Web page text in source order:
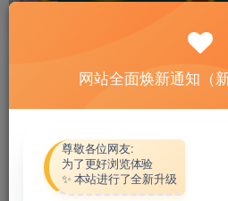
热心网友
此内容为付费资源，请付费后查看
付费资源
网站全面焕新通知（
尊敬各位网友:
为了更好浏览体验
✨ 本站进行了全新升级